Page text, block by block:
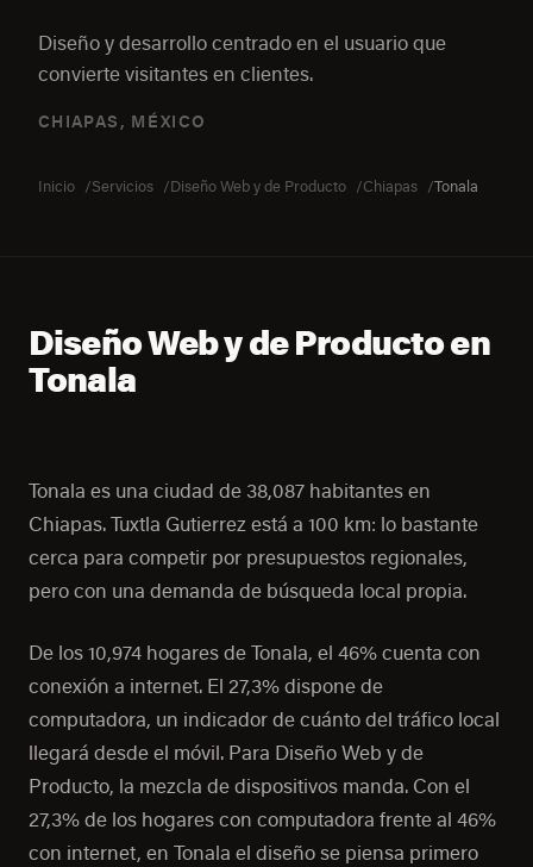
Diseño y desarrollo centrado en el usuario que
convierte visitantes en clientes.
CHIAPAS, MÉXICO
Inicio Servicios Diseño Web y de Producto Chiapas Tonala
Diseño Web y de Producto en
Tonala
Tonala es una ciudad de 38,087 habitantes en
Chiapas. Tuxtla Gutierrez está a 100 km: lo bastante
cerca para competir por presupuestos regionales,
pero con una demanda de búsqueda local propia.
De los 10,974 hogares de Tonala, el 46% cuenta con
conexión a internet. El 27,3% dispone de
computadora, un indicador de cuánto del tráfico local
llegará desde el móvil. Para Diseño Web y de
Producto, la mezcla de dispositivos manda. Con el
27,3% de los hogares con computadora frente al 46%
con internet, en Tonala el diseño se piensa primero